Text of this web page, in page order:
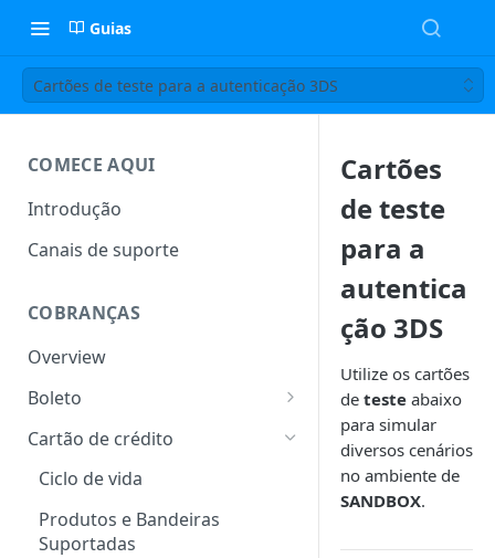
Guias
Cartões de teste para a autenticação 3DS
COMECE AQUI
Introdução
Canais de suporte
COBRANÇAS
Overview
Boleto
Ciclo de vida
Alteração de boleto
Dados para geração em
Sandbox
Cartão de crédito
Ciclo de vida
Produtos e Bandeiras
Suportadas
Cartões
de teste
para a
autentica
ção 3DS
Utilize os cartões
de teste abaixo
para simular
diversos cenários
no ambiente de
SANDBOX.